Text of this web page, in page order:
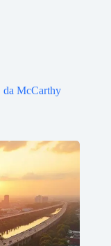
da McCarthy